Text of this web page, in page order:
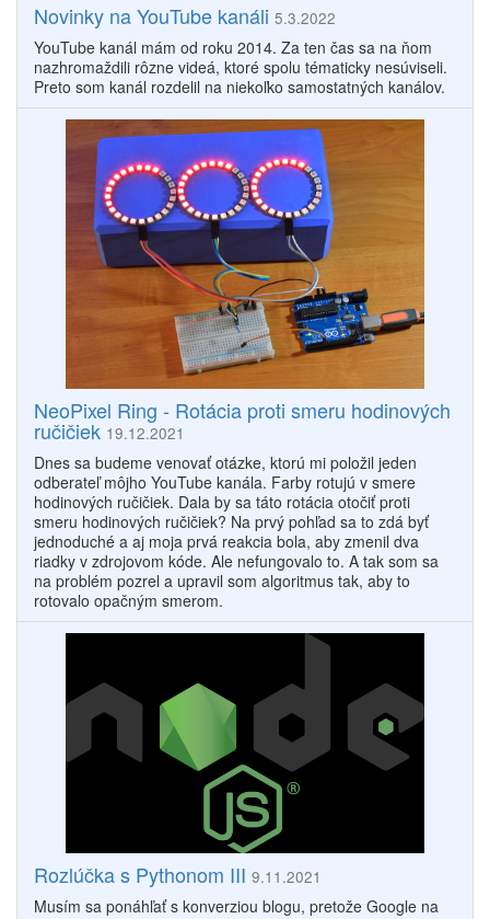
Novinky na YouTube kanáli 5.3.2022
YouTube kanál mám od roku 2014. Za ten čas sa na ňom
nazhromaždili rôzne videá, ktoré spolu tématicky nesúviseli.
Preto som kanál rozdelil na niekoľko samostatných kanálov.
NeoPixel Ring - Rotácia proti smeru hodinových
ručičiek 19.12.2021
Dnes sa budeme venovať otázke, ktorú mi položil jeden
odberateľ môjho YouTube kanála. Farby rotujú v smere
hodinových ručičiek. Dala by sa táto rotácia otočiť proti
smeru hodinových ručičiek? Na prvý pohľad sa to zdá byť
jednoduché a aj moja prvá reakcia bola, aby zmenil dva
riadky v zdrojovom kóde. Ale nefungovalo to. A tak som sa
na problém pozrel a upravil som algoritmus tak, aby to
rotovalo opačným smerom.
Rozlúčka s Pythonom III 9.11.2021
Musím sa ponáhľať s konverziou blogu, pretože Google na